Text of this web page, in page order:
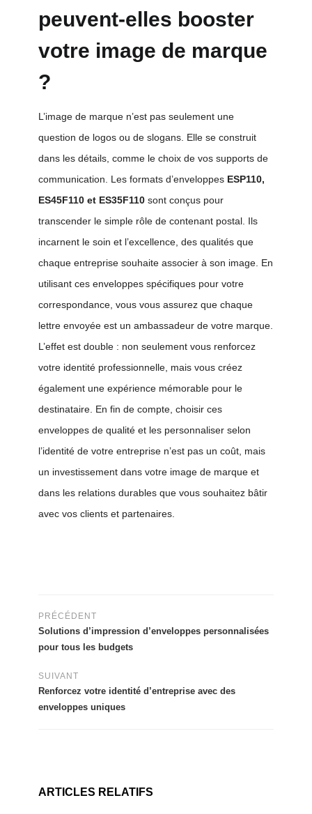
peuvent-elles booster
votre image de marque
?
L’image de marque n’est pas seulement une
question de logos ou de slogans. Elle se construit
dans les détails, comme le choix de vos supports de
communication. Les formats d’enveloppes ESP110,
ES45F110 et ES35F110sont conçus pour
transcender le simple rôle de contenant postal. Ils
incarnent le soin et l’excellence, des qualités que
chaque entreprise souhaite associer à son image. En
utilisant ces enveloppes spécifiques pour votre
correspondance, vous vous assurez que chaque
lettre envoyée est un ambassadeur de votre marque.
L’effet est double : non seulement vous renforcez
votre identité professionnelle, mais vous créez
également une expérience mémorable pour le
destinataire. En fin de compte, choisir ces
enveloppes de qualité et les personnaliser selon
l’identité de votre entreprise n’est pas un coût, mais
un investissement dans votre image de marque et
dans les relations durables que vous souhaitez bâtir
avec vos clients et partenaires.
PRÉCÉDENT
Solutions d’impression d’enveloppes personnalisées
pour tous les budgets
SUIVANT
Renforcez votre identité d’entreprise avec des
enveloppes uniques
ARTICLES RELATIFS